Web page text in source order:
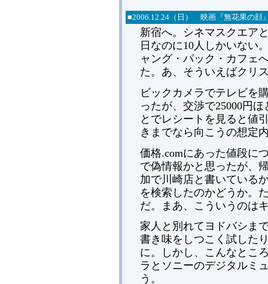
■2006.12.24（日） 映画『無花果の
新宿へ。シネマスクエア
日なのに10人しかいない
ャング・パック・カフェ
た。あ、そういえばクリ
ビックカメラでテレビを
ったが、交渉で25000円
とでレシートを見ると値
きまでなら向こうの想定
価格.comにあった値段に
で偽情報かと思ったが、
加で川崎店と書いている
を検索したのかどうか。
だ。まあ、こういうのは
家人と別れてヨドバシま
書き味をしつこく試した
に。しかし、こんなとこ
ラとソニーのデジタルミ
う。